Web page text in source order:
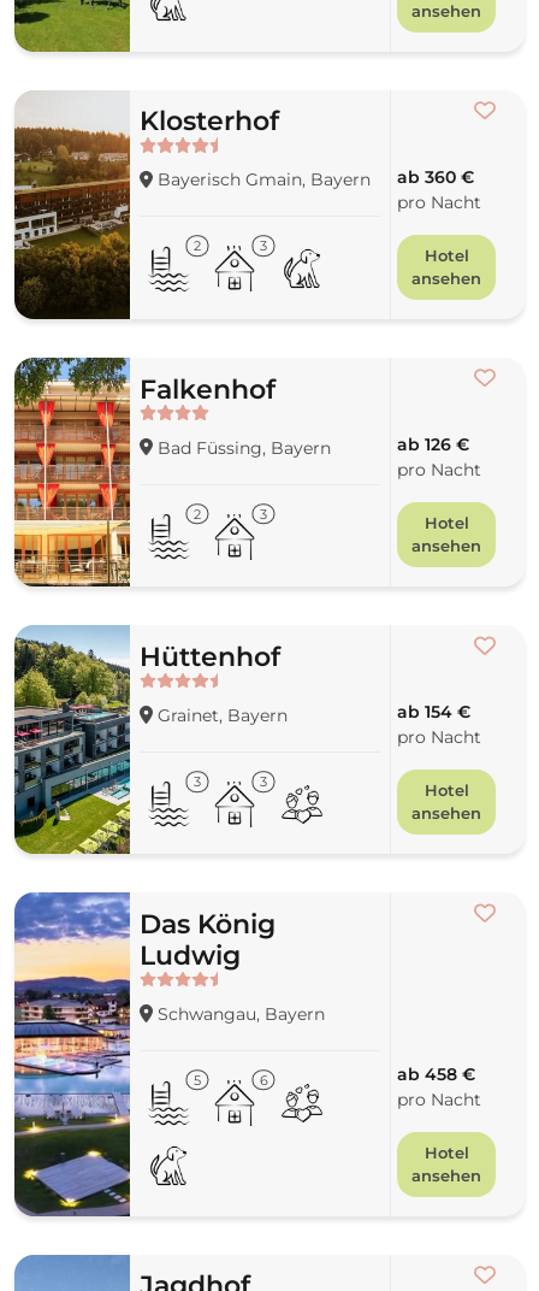
ansehen
Klosterhof
Bayerisch Gmain, Bayern
2 3
ab 360 €
pro Nacht
Hotel
ansehen
Falkenhof
Bad Füssing, Bayern
2 3
ab 126 €
pro Nacht
Hotel
ansehen
Hüttenhof
Grainet, Bayern
3 3
ab 154 €
pro Nacht
Hotel
ansehen
Das König
Ludwig
Schwangau, Bayern
5 6
ab 458 €
pro Nacht
Hotel
ansehen